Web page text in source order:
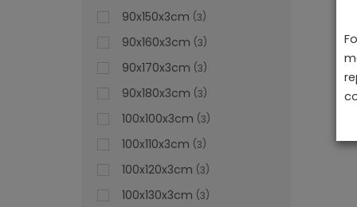
90x150x3cm 3
90x160x3cm 3
90x170x3cm 3
90x180x3cm 3
100x100x3cm 3
100x110x3cm 3
100x120x3cm 3
100x130x3cm 3